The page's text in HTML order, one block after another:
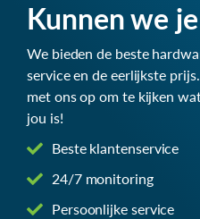
Kunnen we
We bieden de beste
service en de eerlijkste
met ons op om te kijken
jou is!
Beste klantenservice
24/7 monitoring
Persoonlijke service